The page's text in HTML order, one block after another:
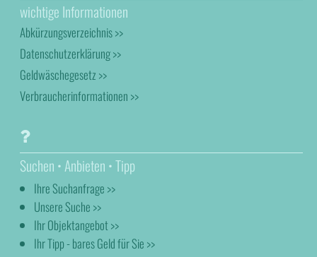
wichtige Informationen
Abkürzungsverzeichnis >>
Datenschutzerklärung >>
Geldwäschegesetz >>
Verbraucherinformationen >>
Suchen • Anbieten • Tipp
Ihre Suchanfrage >>
Unsere Suche >>
Ihr Objektangebot >>
Ihr Tipp - bares Geld für Sie >>